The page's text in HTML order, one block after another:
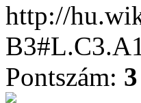
http://
Pontszám: 3